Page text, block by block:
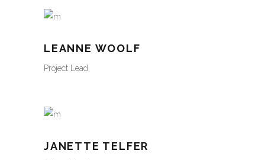
LEANNE WOOLF
Project Lead
JANETTE TELFER